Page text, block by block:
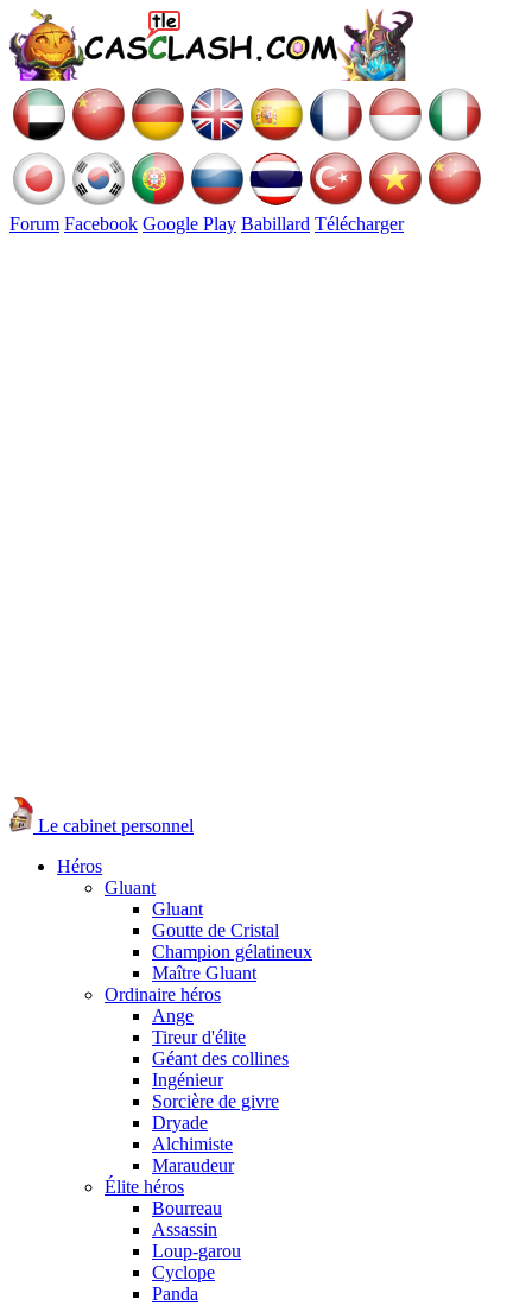
Forum Facebook Google Play Babillard Télécharger
Le cabinet personnel
Héros
Gluant
Gluant
Goutte de Cristal
Champion gélatineux
Maître Gluant
Ordinaire héros
Ange
Tireur d'élite
Géant des collines
Ingénieur
Sorcière de givre
Dryade
Alchimiste
Maraudeur
Élite héros
Bourreau
Assassin
Loup-garou
Cyclope
Panda